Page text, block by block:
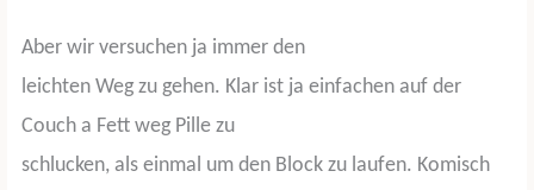
Aber wir versuchen ja immer den
leichten Weg zu gehen. Klar ist ja einfachen auf der
Couch a Fett weg Pille zu
schlucken, als einmal um den Block zu laufen. Komisch